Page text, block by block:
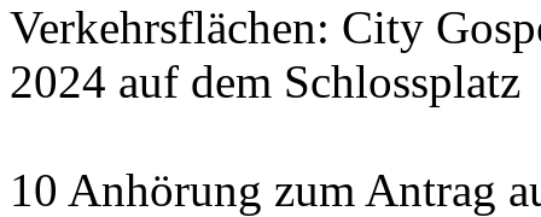
Verkehrsflächen: City
2024 auf dem Schlossplatz
10 Anhörung zum Antrag